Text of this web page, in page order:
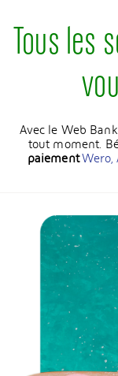
Tous les
Avec le Web
tout moment.
paiementWero,